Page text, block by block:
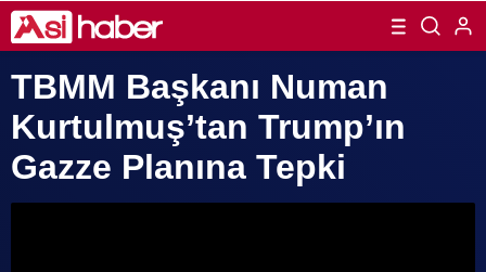
TBMM Başkanı Numan
Kurtulmuş’tan Trump’ın
Gazze Planına Tepki